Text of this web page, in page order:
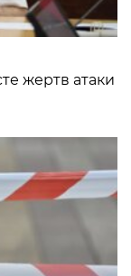
жертв атаки